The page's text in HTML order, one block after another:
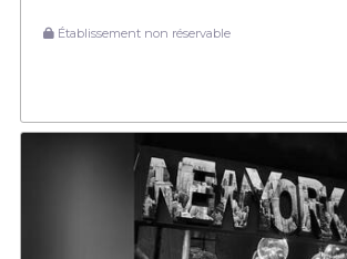
Établissement non réservable